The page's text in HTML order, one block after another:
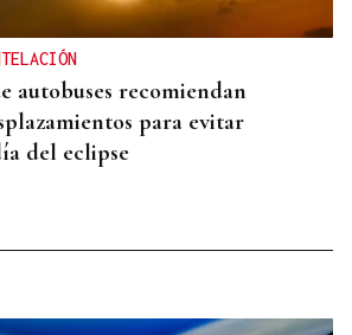
autobuses recomiendan
para evitar
del eclipse